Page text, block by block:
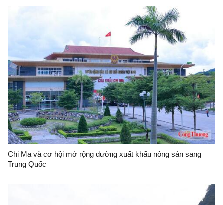
Chi Ma và cơ hội mở rộng đường xuất khẩu nông sản sang
Trung Quốc